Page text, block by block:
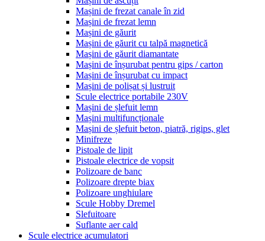
Mașini de frezat canale în zid
Mașini de frezat lemn
Mașini de găurit
Mașini de găurit cu talpă magnetică
Mașini de găurit diamantate
Mașini de înșurubat pentru gips / carton
Mașini de înșurubat cu impact
Mașini de polișat și lustruit
Scule electrice portabile 230V
Mașini de șlefuit lemn
Mașini multifuncționale
Mașini de șlefuit beton, piatră, rigips, glet
Minifreze
Pistoale de lipit
Pistoale electrice de vopsit
Polizoare de banc
Polizoare drepte biax
Polizoare unghiulare
Scule Hobby Dremel
Slefuitoare
Suflante aer cald
Scule electrice acumulatori